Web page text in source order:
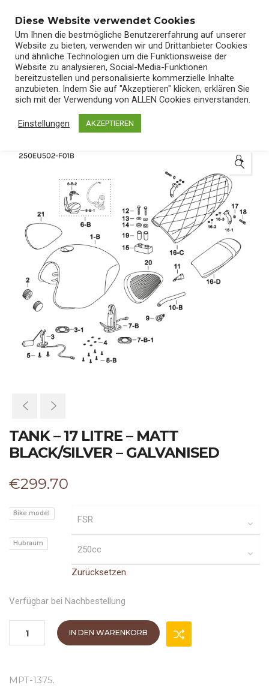
Start/Shop/Ersatzteile
🔍
TANK – 17 LITRE – MATT
BLACK/SILVER – GALVANISED
€299.70
Bike model
Hubraum
Zurücksetzen
Verfügbar bei Nachbestellung
IN DEN WARENKORB
MPT-1375.
Diese Website verwendet Cookies
Um Ihnen die bestmögliche Benutzererfahrung auf unserer
Website zu bieten, verwenden wir und Drittanbieter Cookies
und ähnliche Technologien um die Funktionsweise der
Website zu analysieren, Social-Media-Funktionen
bereitzustellen und personalisierte kommerzielle Inhalte
anzubieten. Indem Sie auf "Akzeptieren" klicken, erklären Sie
sich mit der Verwendung von ALLEN Cookies einverstanden.
Einstellungen AKZEPTIEREN